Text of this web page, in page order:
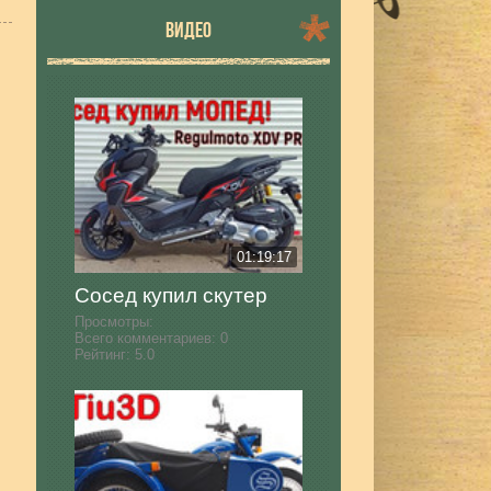
ВИДЕО
01:19:17
Сосед купил скутер
Просмотры:
Всего комментариев: 0
Рейтинг: 5.0